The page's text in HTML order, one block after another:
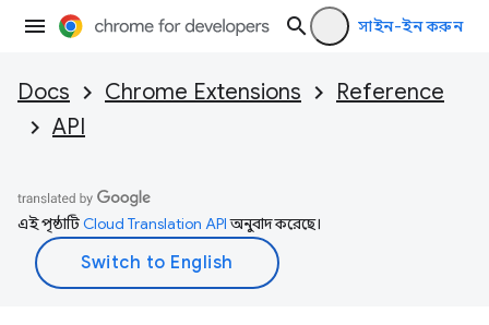
সাইন-ইন করুন
Docs Chrome Extensions
Reference
API
এই পৃষ্ঠাটিCloud Translation APIঅনুবাদ করেছে।